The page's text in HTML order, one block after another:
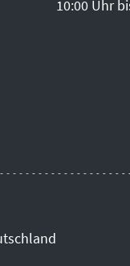
10:00 Uhr